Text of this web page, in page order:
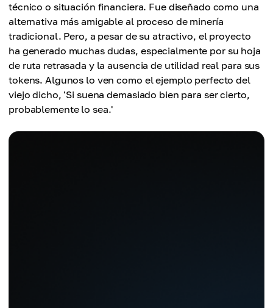
técnico o situación financiera. Fue diseñado como una
alternativa más amigable al proceso de minería
tradicional. Pero, a pesar de su atractivo, el proyecto
ha generado muchas dudas, especialmente por su hoja
de ruta retrasada y la ausencia de utilidad real para sus
tokens. Algunos lo ven como el ejemplo perfecto del
viejo dicho, 'Si suena demasiado bien para ser cierto,
probablemente lo sea.'